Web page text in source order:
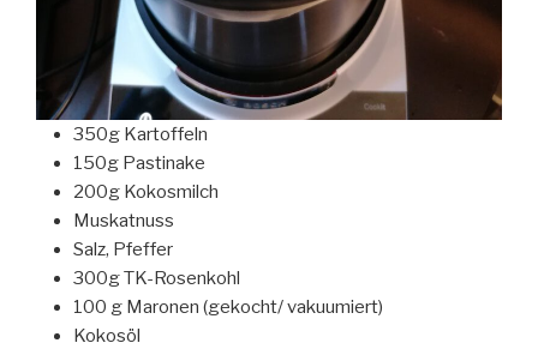
350g Kartoffeln
150g Pastinake
200g Kokosmilch
Muskatnuss
Salz, Pfeffer
300g TK-Rosenkohl
100 g Maronen (gekocht/ vakuumiert)
Kokosöl